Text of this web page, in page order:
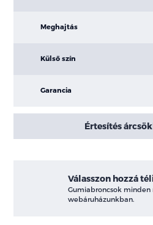
Meghajtás
Külső szín
Garancia
Értesítés
Válasszon hozzá
Gumiabroncsok
webáruházunkban.